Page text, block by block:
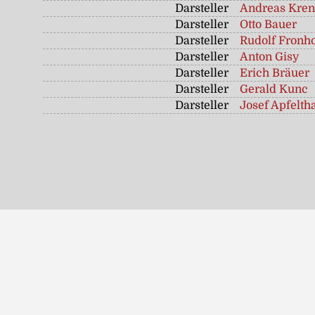
Darsteller
Andreas
Darsteller
Otto Bauer
Darsteller
Rudolf
Darsteller
Anton Gisy
Darsteller
Erich Bräuer
Darsteller
Gerald Kunc
Darsteller
Josef